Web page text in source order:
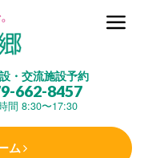
・交流施設予約
662-8457
間 8:30〜17:30
ム